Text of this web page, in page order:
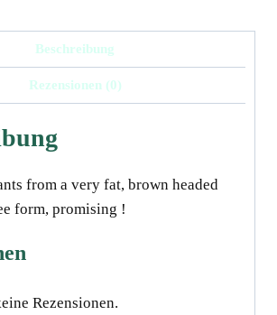
Beschreibung
Rezensionen (0)
from a very fat, brown headed
form, promising !
Rezensionen.